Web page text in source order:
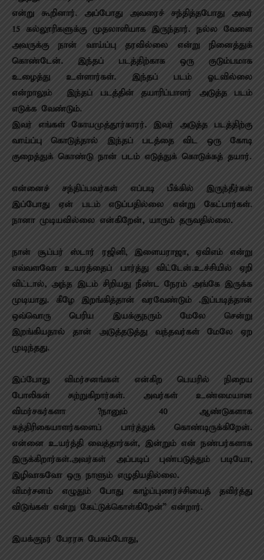
என்று கூறினார். அப்போது அவரைச் சந்தித்தபோது அவர்
15 கல்லூரிகளுக்கு முதலாளியாக இருந்தார். நல்ல வேளை
அவருக்கு நான் வாய்ப்பு தரவில்லை என்று நினைத்துக்
கொண்டேன். இந்தப் படத்திற்காக ஒரு குடும்பமாக
உழைத்து உள்ளார்கள். இந்தப் படம் ஓடவில்லை
என்றாலும் இந்தப் படத்தின் தயாரிப்பாளர் அடுத்த படம்
எடுக்க வேண்டும்.
இவர் எங்கள் கோயமுத்தூர்காரர். இவர் அடுத்த படத்திற்கு
வாய்ப்பு கொடுத்தால் இந்தப் படத்தை விட ஒரு கோடி
குறைத்துக் கொண்டு நான் படம் எடுத்துக் கொடுக்கத் தயார்.
என்னைச் சந்திப்பவர்கள் எப்படி பீக்கில் இருந்தீர்கள்
இப்போது ஏன் படம் எடுப்பதில்லை என்று கேட்பார்கள்.
நானா முடியவில்லை என்கிறேன், யாரும் தருவதில்லை.
நான் சூப்பர் ஸ்டார் ரஜினி, இளையராஜா, ஏவிஎம் என்று
எவ்வளவோ உயரத்தைப் பார்த்து விட்டேன்.உச்சியில் ஏறி
விட்டால், அந்த இடம் சிறியது நீண்ட நேரம் அங்கே இருக்க
முடியாது. கீழே இறங்கித்தான் வரவேண்டும் .இப்படித்தான்
ஒவ்வொரு பெரிய இயக்குநரும் மேலே சென்று
இறங்கியதால் தான் அடுத்தடுத்து வந்தவர்கள் மேலே ஏற
முடிந்தது.
இப்போது விமர்சனங்கள் என்கிற பெயரில் நிறைய
போலிகள் சுற்றுகிறார்கள். அவர்கள் உண்மையான
விமர்சகர்களா ?நானும் 40 ஆண்டுகளாக
கத்திரிகையாளர்களைப் பார்த்துக் கொண்டிருக்கிறேன்.
என்னை உயர்த்தி வைத்தார்கள், இன்றும் என் நண்பர்களாக
இருக்கிறார்கள்.அவர்கள் அப்படிப் புண்படுத்தும் படியோ,
இழிவாகவோ ஒரு நாளும் எழுதியதில்லை.
விமர்சனம் எழுதும் போது காழ்ப்புணர்ச்சியைத் தவிர்த்து
விடுங்கள் என்று கேட்டுக்கொள்கிறேன்” என்றார்.
இயக்குநர் பேரரசு பேசும்போது,